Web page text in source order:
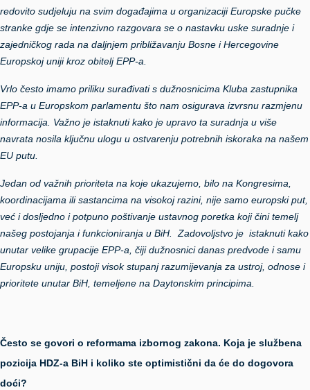
redovito sudjeluju na svim događajima u organizaciji Europske pučke
stranke gdje se intenzivno razgovara se o nastavku uske suradnje i
zajedničkog rada na daljnjem približavanju Bosne i Hercegovine
Europskoj uniji kroz obitelj EPP-a.
Vrlo često imamo priliku surađivati s dužnosnicima Kluba zastupnika
EPP-a u Europskom parlamentu što nam osigurava izvrsnu razmjenu
informacija. Važno je istaknuti kako je upravo ta suradnja u više
navrata nosila ključnu ulogu u ostvarenju potrebnih iskoraka na našem
EU putu.
Jedan od važnih prioriteta na koje ukazujemo, bilo na Kongresima,
koordinacijama ili sastancima na visokoj razini, nije samo europski put,
već i dosljedno i potpuno poštivanje ustavnog poretka koji čini temelj
našeg postojanja i funkcioniranja u BiH. Zadovoljstvo je istaknuti kako
unutar velike grupacije EPP-a, čiji dužnosnici danas predvode i samu
Europsku uniju, postoji visok stupanj razumijevanja za ustroj, odnose i
prioritete unutar BiH, temeljene na Daytonskim principima.
Često se govori o reformama izbornog zakona. Koja je službena
pozicija HDZ-a BiH i koliko ste optimistični da će do dogovora
doći?